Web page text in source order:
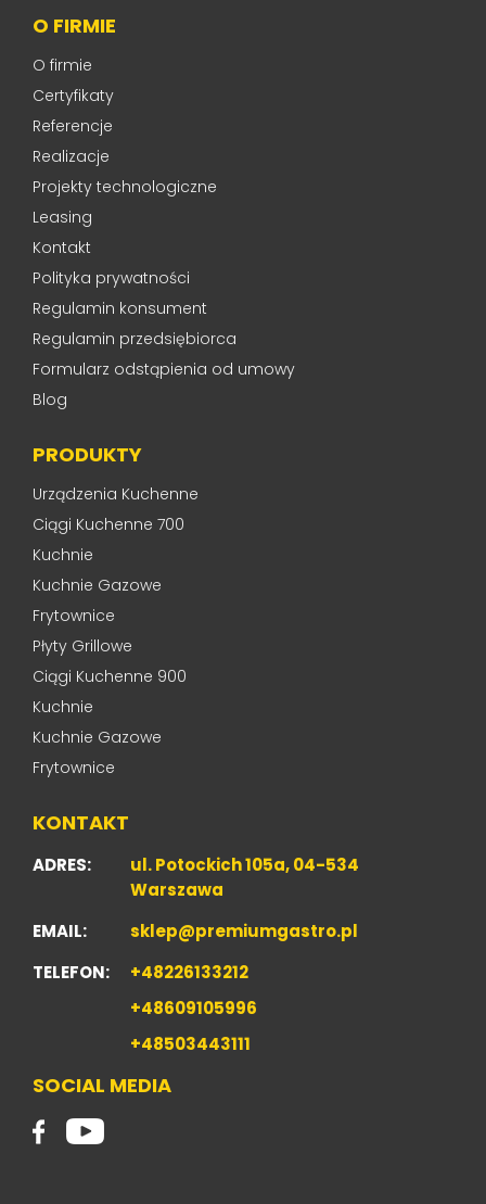
O FIRMIE
O firmie
Certyfikaty
Referencje
Realizacje
Projekty technologiczne
Leasing
Kontakt
Polityka prywatności
Regulamin konsument
Regulamin przedsiębiorca
Formularz odstąpienia od umowy
Blog
PRODUKTY
Urządzenia Kuchenne
Ciągi Kuchenne 700
Kuchnie
Kuchnie Gazowe
Frytownice
Płyty Grillowe
Ciągi Kuchenne 900
Kuchnie
Kuchnie Gazowe
Frytownice
KONTAKT
ADRES:
ul. Potockich 105a, 04-534
Warszawa
EMAIL:
sklep@premiumgastro.pl
TELEFON:
+48226133212
+48609105996
+48503443111
SOCIAL MEDIA